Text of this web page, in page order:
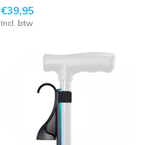
€39,95
Incl. btw